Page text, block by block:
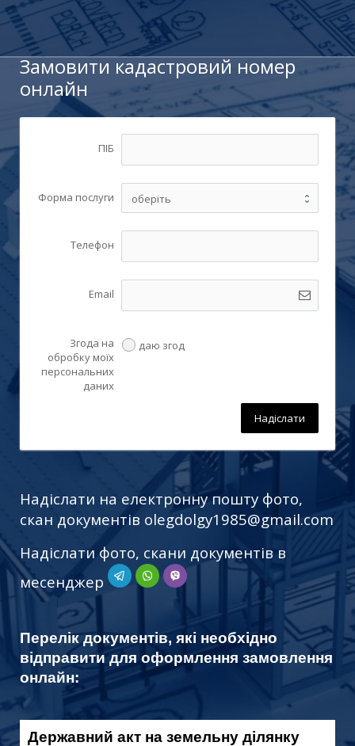
Замовити кадастровий номер
онлайн
ПІБ
Форма послуги
Телефон
Email
Згода на
обробку моїх
персональних
даних
даю згод
Надіслати
Надіслати на електронну пошту фото,
скан документів olegdolgy1985@gmail.com
Надіслати фото, скани документів в
месенджер
Перелік документів, які необхідно
відправити для оформлення замовлення
онлайн:
Державний акт на земельну ділянку